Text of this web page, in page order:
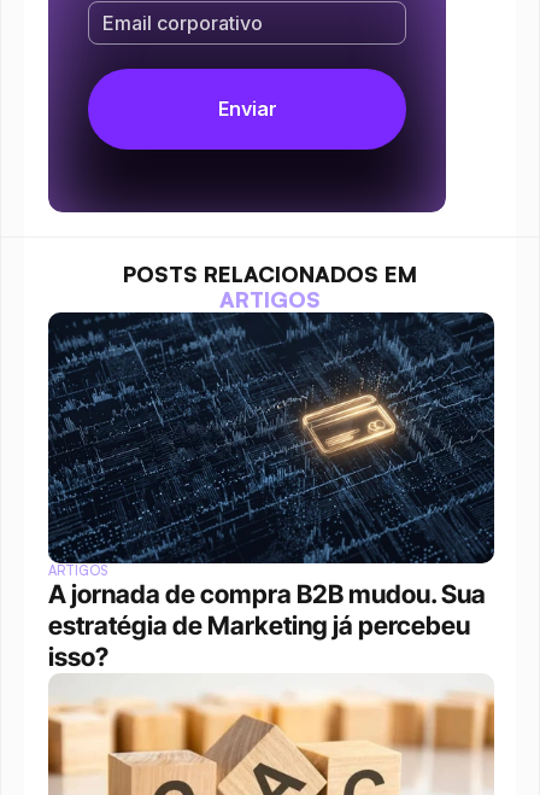
POSTS RELACIONADOS EM
ARTIGOS
ARTIGOS
A jornada de compra B2B mudou. Sua
estratégia de Marketing já percebeu
isso?